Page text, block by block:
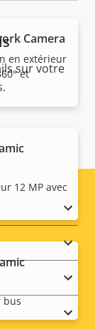
Camera
en extérieur
et
12 MP avec
bus
sur votre